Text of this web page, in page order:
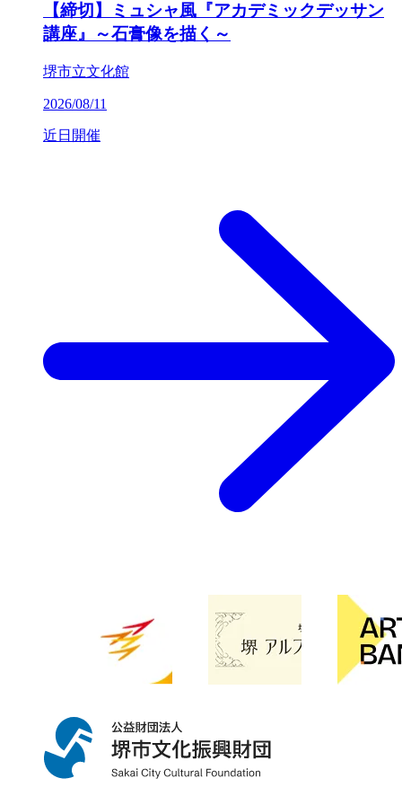
【締切】ミュシャ風『アカデミックデッサン
講座』～石膏像を描く～
堺市立文化館
2026/08/11
近日開催